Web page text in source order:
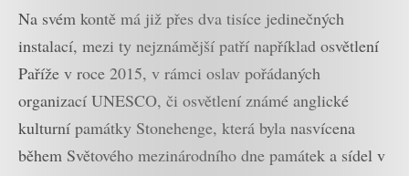
Na svém kontě má již přes dva tisíce jedinečných
instalací, mezi ty nejznámější patří například osvětlení
Paříže v roce 2015, v rámci oslav pořádaných
organizací UNESCO, či osvětlení známé anglické
kulturní památky Stonehenge, která byla nasvícena
během Světového mezinárodního dne památek a sídel v